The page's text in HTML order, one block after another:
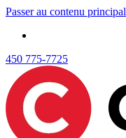
Passer au contenu principal
450 775-7725